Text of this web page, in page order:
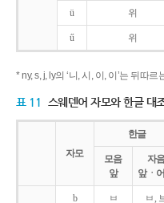
ü 위
ű 위
* ny, s, j, ly의 ‘니, 시, 이, 이’는 뒤따
표 11 스웨덴어 자모와 한글 대
자모
한글
모음
앞
자
앞ㆍ
b ㅂ ㅂ,